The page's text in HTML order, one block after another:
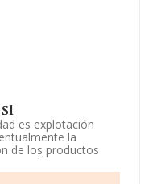
es explotación
la
de los productos
en el Registro
Su CNAE